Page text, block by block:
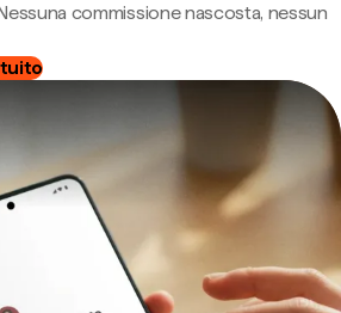
commissione nascosta, nessun